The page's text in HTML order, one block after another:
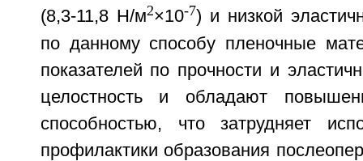
(8,3-11,8 Н/м2×10-7) и низкой
по данному способу пленочные
показателей по прочности и
целостность и обладают
способностью, что затрудняет
профилактики образования